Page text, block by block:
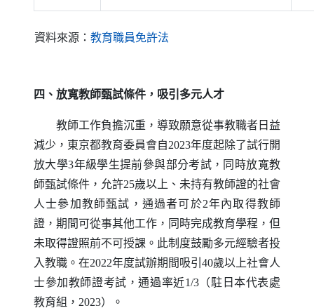
資料來源： 教育職員免許法
四、放寬教師甄試條件，吸引多元人才
教師工作負擔沉重，導致願意從事教職者日益
減少，東京都教育委員會自2023年度起除了試行開
放大學3年級學生提前參與部分考試，同時放寬教
師甄試條件，允許25歲以上、未持有教師證的社會
人士參加教師甄試，通過者可於2年內取得教師
證，期間可從事其他工作，同時完成教育學程，但
未取得證照前不可授課。此制度鼓勵多元經驗者投
入教職。在2022年度試辦期間吸引40歲以上社會人
士參加教師證考試，通過率近1/3（駐日本代表處
教育組，2023）。